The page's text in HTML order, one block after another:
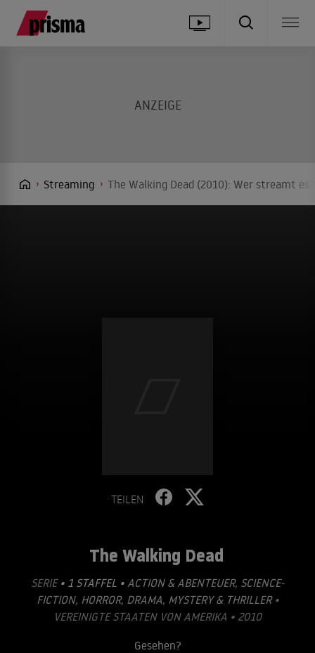
Streaming The Walking Dead (2010): Wer streamt
TEILEN
The Walking Dead
SERIE • 1 STAFFEL • ACTION & ABENTEUER, SCIENCE-
FICTION, HORROR, DRAMA, MYSTERY & THRILLER•
VEREINIGTE STAATEN VON AMERIKA • 2010
Gesehen?